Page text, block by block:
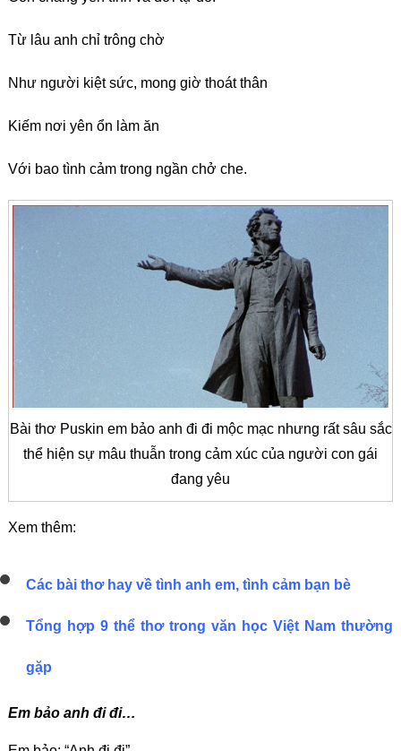
Từ lâu anh chỉ trông chờ
Như người kiệt sức, mong giờ thoát thân
Kiếm nơi yên ổn làm ăn
Với bao tình cảm trong ngần chở che.
Bài thơ Puskin em bảo anh đi đi mộc mạc nhưng rất sâu sắc
thể hiện sự mâu thuẫn trong cảm xúc của người con gái
đang yêu
Xem thêm:
Các bài thơ hay về tình anh em, tình cảm bạn bè
Tổng hợp 9 thể thơ trong văn học Việt Nam thường
gặp
Em bảo anh đi đi…